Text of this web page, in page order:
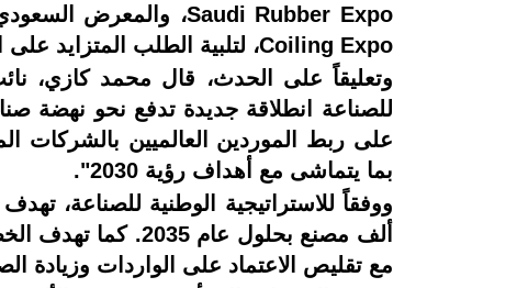
Coiling Expo، لتلبية الطلب المتزايد على الابتكار والاستثمار والشراكات الدولية في القطاع الصناعي.
وتعليقاً على الحدث، قال محمد كازي،
على ربط الموردين العالميين بالشركات
بما يتماشى مع أهداف رؤية 2030".
مع تقليص الاعتماد على الواردات وزيادة